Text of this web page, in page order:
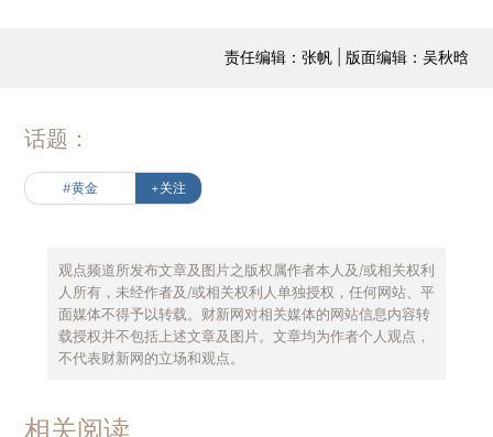
责任编辑：张帆 | 版面编辑：吴秋晗
话题：
#黄金 +关注
观点频道所发布文章及图片之版权属作者本人及/或相关权利
人所有，未经作者及/或相关权利人单独授权，任何网站、平
面媒体不得予以转载。财新网对相关媒体的网站信息内容转
载授权并不包括上述文章及图片。文章均为作者个人观点，
不代表财新网的立场和观点。
相关阅读